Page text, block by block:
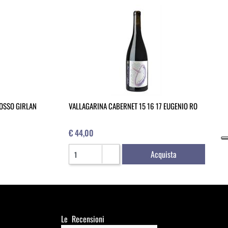
GIRLAN VALLAGARINA CABERNET 15 16 17 EUGENIO RO
€ 44,00
Quantità
Acquista
Le Recensioni